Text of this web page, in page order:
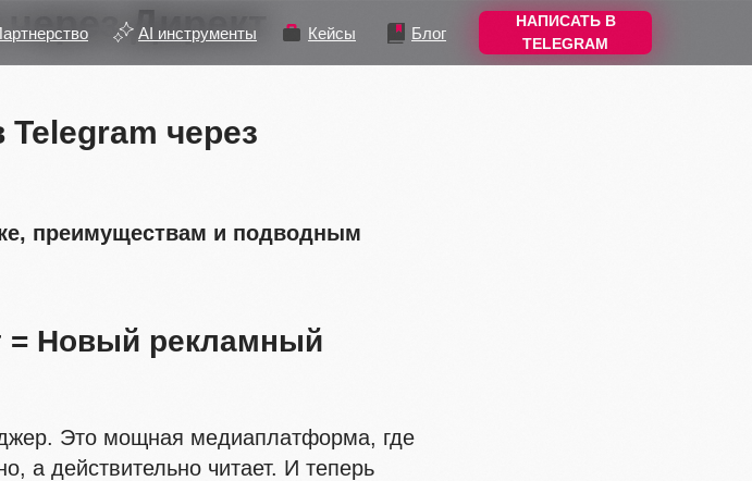
Кейсы
НАПИСАТЬ В
TELEGRAM
AI инструменты Блог
Директ
Telegram через
преимуществам и подводным
= Новый рекламный
Это мощная медиаплатформа, где
а действительно читает. И теперь